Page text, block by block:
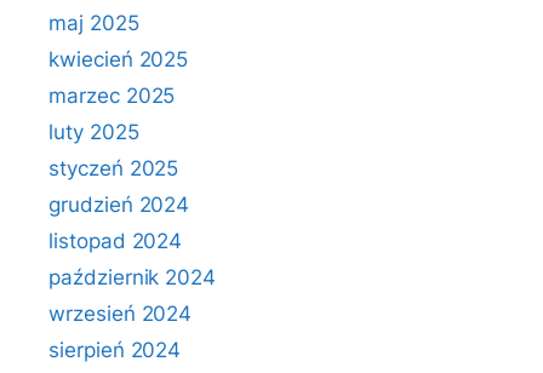
maj 2025
kwiecień 2025
marzec 2025
luty 2025
styczeń 2025
grudzień 2024
listopad 2024
październik 2024
wrzesień 2024
sierpień 2024